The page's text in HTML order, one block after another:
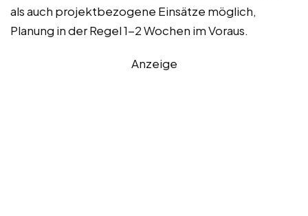
als auch projektbezogene Einsätze möglich,
Planung in der Regel 1-2 Wochen im Voraus.
Anzeige